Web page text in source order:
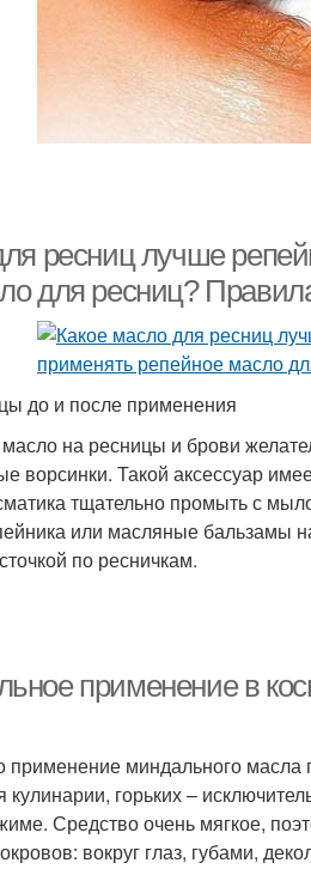
ресниц лучше
для ресниц?
до и после применения
на ресницы и брови
ворсинки. Такой аксессуар
тщательно промыть с
или масляные бальзамы
по ресничкам.
применение в
применение миндального масла
кулинарии, горьких –
Средство очень мягкое,
вокруг глаз, губами,